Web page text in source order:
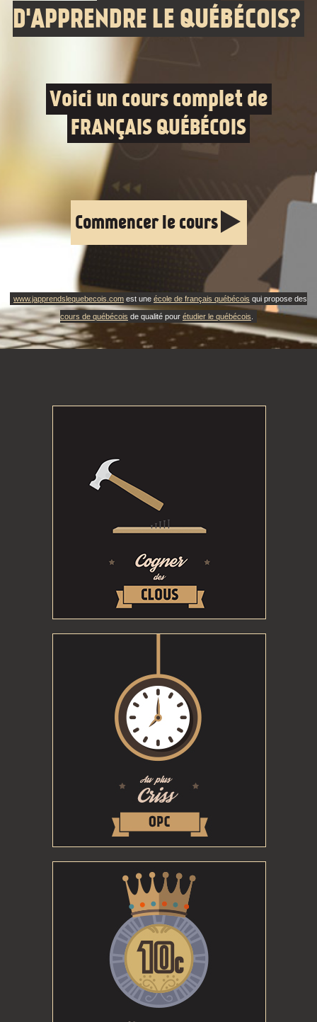
D'APPRENDRE LE QUÉBÉCOIS?
Voici un cours complet de
FRANÇAIS QUÉBÉCOIS
Commencer le cours
www.japprendslequebecois.com est une école de français québécois qui propose des
cours de québécois de qualité pour étudier le québécois